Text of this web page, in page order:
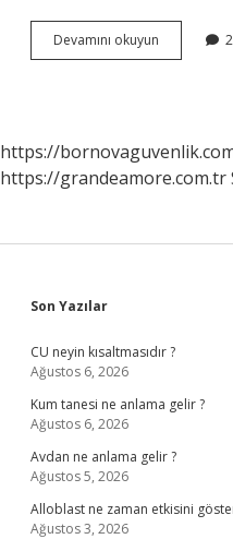
Devamını okuyun Akgünlük
Sakızı
https://
https://grandeamore.com.tr
Sidebar
Son Yazılar
CU neyin kısaltmasıdır ?
Ağustos 6, 2026
Kum tanesi ne anlama gelir ?
Ağustos 6, 2026
Avdan ne anlama gelir ?
Ağustos 5, 2026
Alloblast ne zaman etkisini
Ağustos 3, 2026